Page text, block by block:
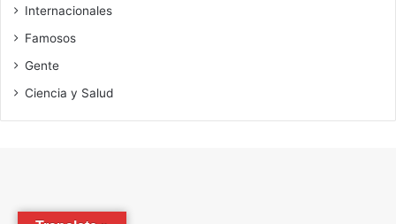
Internacionales
Famosos
Gente
Ciencia y Salud